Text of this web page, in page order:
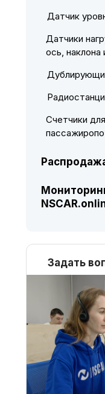
Датчик
Датчики
ось, наклона
Счетчики
Задать